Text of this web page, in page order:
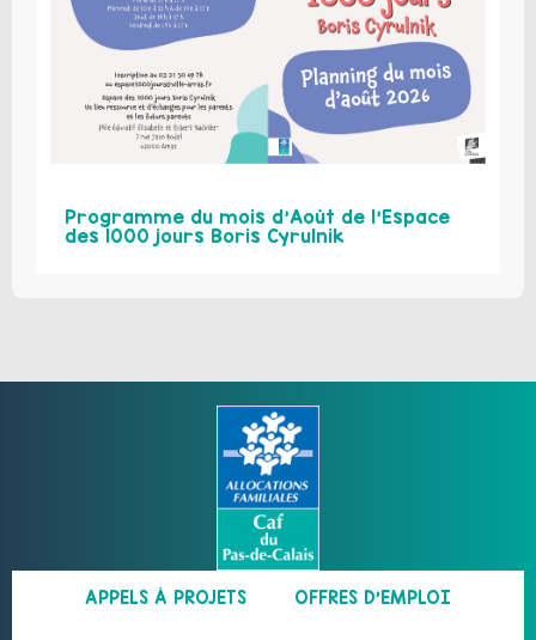
Programme du mois d’Août de l’Espace
des 1000 jours Boris Cyrulnik
APPELS À PROJETS OFFRES D’EMPLOI